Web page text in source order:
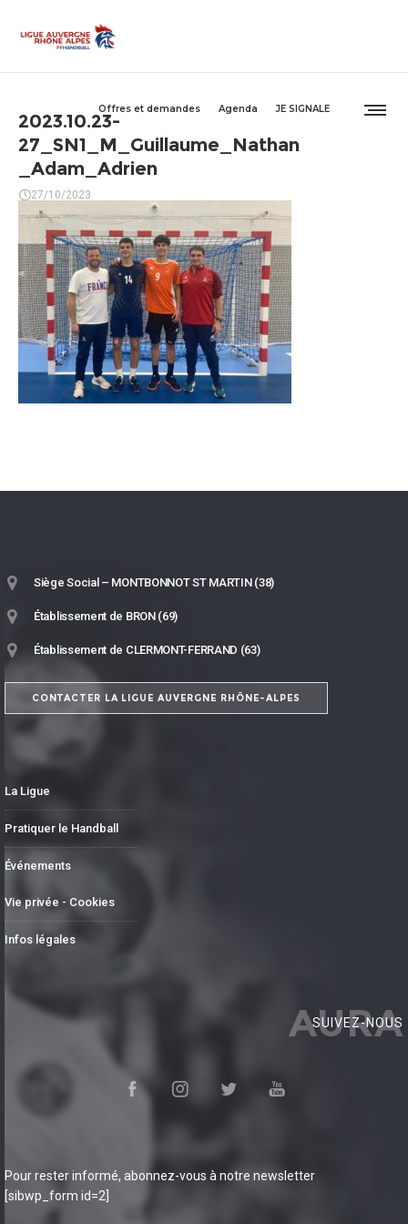
Offres et demandes Agenda JE SIGNALE
2023.10.23-
27_SN1_M_Guillaume_Nathan
_Adam_Adrien
27/10/2023
Siège Social – MONTBONNOT ST MARTIN (38)
Établissement de BRON (69)
Établissement de CLERMONT-FERRAND (63)
CONTACTER LA LIGUE AUVERGNE RHÔNE-ALPES
La Ligue
Pratiquer le Handball
Événements
Vie privée - Cookies
Infos légales
AURA
SUIVEZ-NOUS
Pour rester informé, abonnez-vous à notre newsletter
[sibwp_form id=2]